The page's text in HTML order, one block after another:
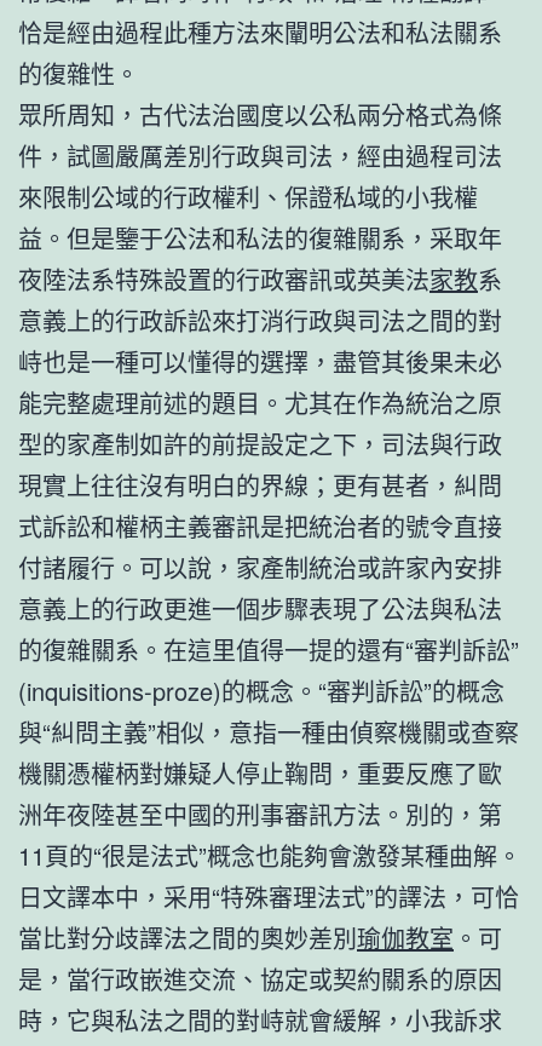
恰是經由過程此種方法來闡明公法和私法關系
的復雜性。
眾所周知，古代法治國度以公私兩分格式為條
件，試圖嚴厲差別行政與司法，經由過程司法
來限制公域的行政權利、保證私域的小我權
益。但是鑒于公法和私法的復雜關系，采取年
夜陸法系特殊設置的行政審訊或英美法家教系
意義上的行政訴訟來打消行政與司法之間的對
峙也是一種可以懂得的選擇，盡管其後果未必
能完整處理前述的題目。尤其在作為統治之原
型的家產制如許的前提設定之下，司法與行政
現實上往往沒有明白的界線；更有甚者，糾問
式訴訟和權柄主義審訊是把統治者的號令直接
付諸履行。可以說，家產制統治或許家內安排
意義上的行政更進一個步驟表現了公法與私法
的復雜關系。在這里值得一提的還有“審判訴訟”
(inquisitions-proze)的概念。“審判訴訟”的概念
與“糾問主義”相似，意指一種由偵察機關或查察
機關憑權柄對嫌疑人停止鞠問，重要反應了歐
洲年夜陸甚至中國的刑事審訊方法。別的，第
11頁的“很是法式”概念也能夠會激發某種曲解。
日文譯本中，采用“特殊審理法式”的譯法，可恰
當比對分歧譯法之間的奧妙差別瑜伽教室 。可
是，當行政嵌進交流、協定或契約關系的原因
時，它與私法之間的對峙就會緩解，小我訴求